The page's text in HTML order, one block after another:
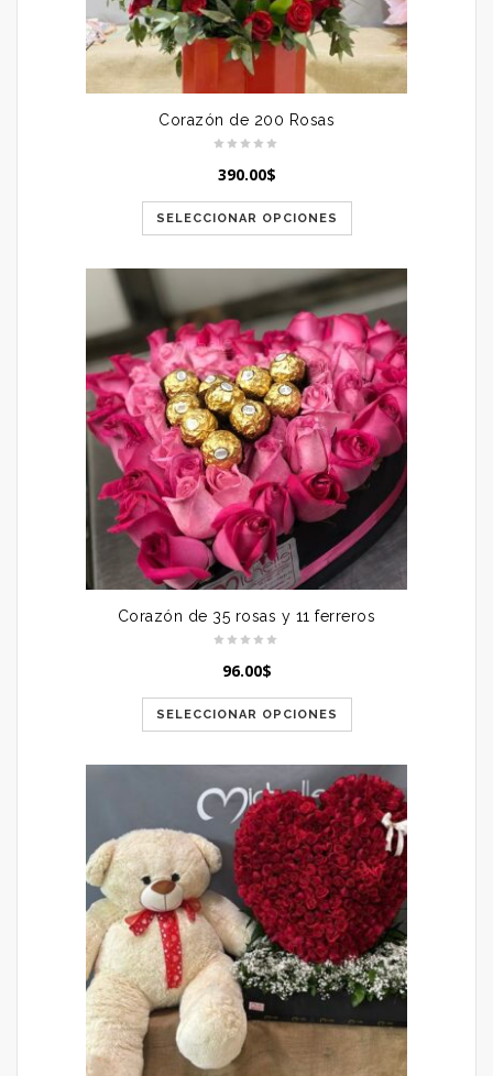
Corazón de 200 Rosas
390.00$
SELECCIONAR OPCIONES
Corazón de 35 rosas y 11 ferreros
96.00$
SELECCIONAR OPCIONES